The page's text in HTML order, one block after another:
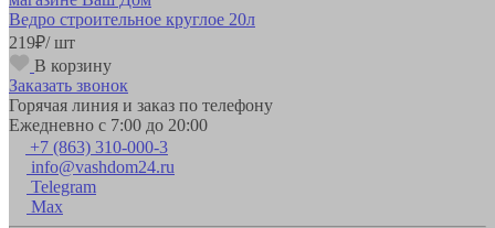
Ведро строительное круглое 20л
219₽/ шт
В корзину
Заказать звонок
Горячая линия и заказ по телефону
Ежедневно с 7:00 до 20:00
+7 (863) 310-000-3
info@vashdom24.ru
Telegram
Max